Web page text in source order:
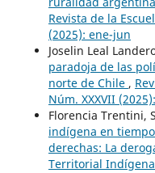
Revista de la
(2025): ene-jun
Joselin Leal
paradoja de las
norte de Chile ,
Núm. XXXVII
Florencia Trentini,
indígena en
derechas: La
Territorial